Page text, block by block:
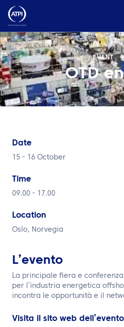
Competenza
Prodotti
Risorse
Sostenibilità
Cerca
IT
EVENT
OTD
Date
15 - 16 October
Time
09.00 - 17.00
Location
Oslo, Norvegia
L’evento
La principale fiera e
per l’industria energetica
incontra le opportunità e il
Visita il sito web dell’evento